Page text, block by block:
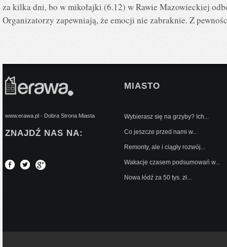
za kilka dni, bo w mikołajki (6.12) w Rawie Mazowieckiej
Organizatorzy zapewniają, że emocji nie zabraknie. Z
www.erawa.pl - Dobra Strona Miasta
ZNAJDŹ NAS NA:
MIASTO
Wybierasz się na grzyby? Ich...
Co jeszcze przed nami w...
Remonty, ale i ciągły rozwój...
Wakacje czasem podsumowań w...
Nowa łódź za 50 tys. zł...